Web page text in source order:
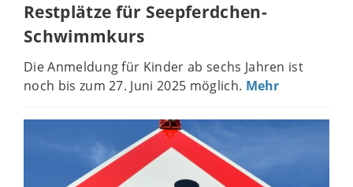
Restplätze für Seepferdchen-
Schwimmkurs
Die Anmeldung für Kinder ab sechs Jahren ist
noch bis zum 27. Juni 2025 möglich. Mehr